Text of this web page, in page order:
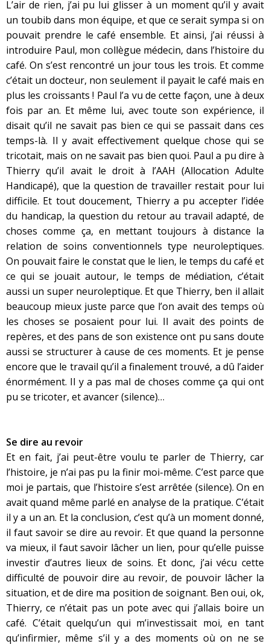
L’air de rien, j’ai pu lui glisser à un moment qu’il y avait
un toubib dans mon équipe, et que ce serait sympa si on
pouvait prendre le café ensemble. Et ainsi, j’ai réussi à
introduire Paul, mon collègue médecin, dans l’histoire du
café. On s’est rencontré un jour tous les trois. Et comme
c’était un docteur, non seulement il payait le café mais en
plus les croissants ! Paul l’a vu de cette façon, une à deux
fois par an. Et même lui, avec toute son expérience, il
disait qu’il ne savait pas bien ce qui se passait dans ces
temps-là. Il y avait effectivement quelque chose qui se
tricotait, mais on ne savait pas bien quoi. Paul a pu dire à
Thierry qu’il avait le droit à l’AAH (Allocation Adulte
Handicapé), que la question de travailler restait pour lui
difficile. Et tout doucement, Thierry a pu accepter l’idée
du handicap, la question du retour au travail adapté, de
choses comme ça, en mettant toujours à distance la
relation de soins conventionnels type neuroleptiques.
On pouvait faire le constat que le lien, le temps du café et
ce qui se jouait autour, le temps de médiation, c’était
aussi un super neuroleptique. Et que Thierry, ben il allait
beaucoup mieux juste parce que l’on avait des temps où
les choses se posaient pour lui. Il avait des points de
repères, et des pans de son existence ont pu sans doute
aussi se structurer à cause de ces moments. Et je pense
encore que le travail qu’il a finalement trouvé, a dû l’aider
énormément. Il y a pas mal de choses comme ça qui ont
pu se tricoter, et avancer (silence)…
Se dire au revoir
Et en fait, j’ai peut-être voulu te parler de Thierry, car
l’histoire, je n’ai pas pu la finir moi-même. C’est parce que
moi je partais, que l’histoire s’est arrêtée (silence). On en
avait quand même parlé en analyse de la pratique. C’était
il y a un an. Et la conclusion, c’est qu’à un moment donné,
il faut savoir se dire au revoir. Et que quand la personne
va mieux, il faut savoir lâcher un lien, pour qu’elle puisse
investir d’autres lieux de soins. Et donc, j’ai vécu cette
difficulté de pouvoir dire au revoir, de pouvoir lâcher la
situation, et de dire ma position de soignant. Ben oui, ok,
Thierry, ce n’était pas un pote avec qui j’allais boire un
café. C’était quelqu’un qui m’investissait moi, en tant
qu’infirmier, même s’il y a des moments où on ne se